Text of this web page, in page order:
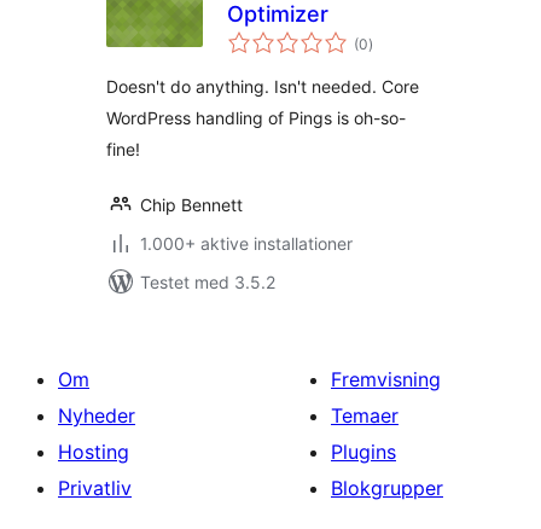
Optimizer
(0totale
bedømmelser
)
Doesn't do anything. Isn't needed. Core
WordPress handling of Pings is oh-so-
fine!
Chip Bennett
1.000+ aktive installationer
Testet med 3.5.2
Om
Nyheder
Hosting
Privatliv
Fremvisning
Temaer
Plugins
Blokgrupper